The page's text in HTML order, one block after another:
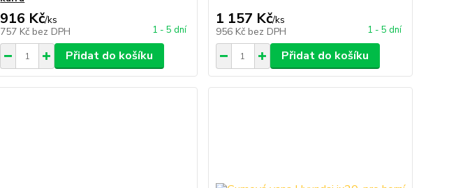
916 Kč/ks
757 Kč bez DPH 1 - 5 dní
Přidat do košíku
1 157 Kč/ks
956 Kč bez DPH 1 - 5 dní
Přidat do košíku